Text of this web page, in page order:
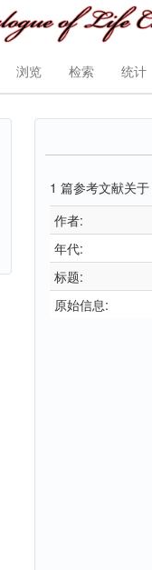
浏览 检索 统计
1 篇参考文献关于
作者:
年代:
标题:
原始信息: